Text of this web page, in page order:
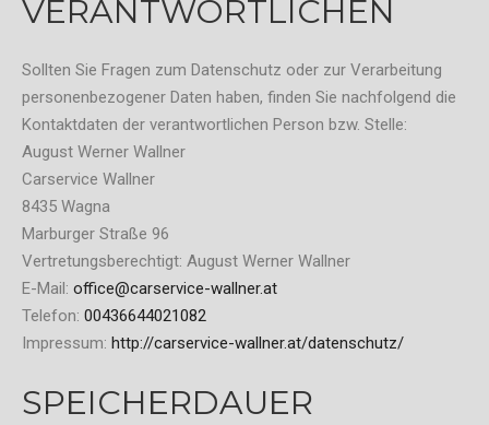
VERANTWORTLICHEN
Sollten Sie Fragen zum Datenschutz oder zur Verarbeitung
personenbezogener Daten haben, finden Sie nachfolgend die
Kontaktdaten der verantwortlichen Person bzw. Stelle:
August Werner Wallner
Carservice Wallner
8435 Wagna
Marburger Straße 96
Vertretungsberechtigt: August Werner Wallner
E-Mail: office@carservice-wallner.at
Telefon: 00436644021082
Impressum: http://carservice-wallner.at/datenschutz/
SPEICHERDAUER